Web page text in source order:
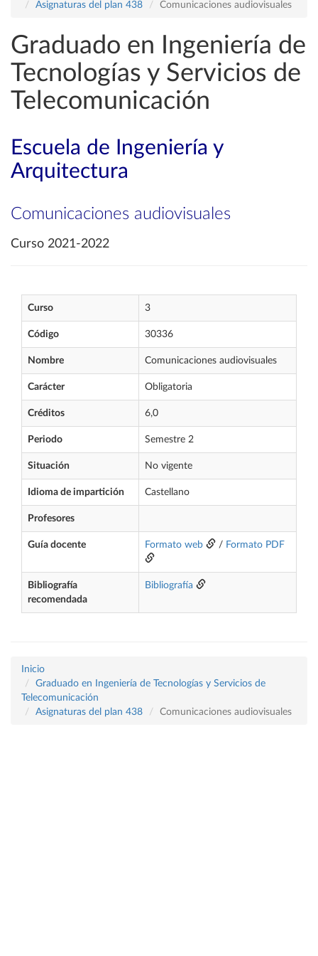
Asignaturas del plan 438
Comunicaciones audiovisuales
Graduado en Ingeniería de
Tecnologías y Servicios de
Telecomunicación
Escuela de Ingeniería y
Arquitectura
Comunicaciones audiovisuales
Curso 2021-2022
Curso 3
Código 30336
Nombre Comunicaciones audiovisuales
Carácter Obligatoria
Créditos 6,0
Periodo Semestre 2
Situación No vigente
Idioma de impartición Castellano
Profesores
Guía docente Formato web / Formato PDF
Bibliografía
recomendada
Bibliografía
Inicio
Graduado en Ingeniería de Tecnologías y Servicios de
Telecomunicación
Asignaturas del plan 438
Comunicaciones audiovisuales